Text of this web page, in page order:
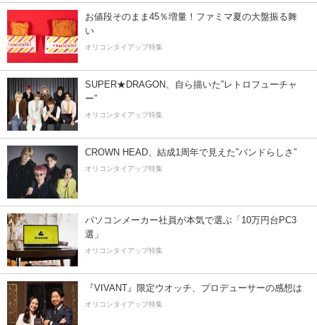
お値段そのまま45％増量！ファミマ夏の大盤振る舞
い
オリコンタイアップ特集
SUPER★DRAGON、自ら描いた”レトロフューチャ
ー”
オリコンタイアップ特集
CROWN HEAD、結成1周年で見えた”バンドらしさ”
オリコンタイアップ特集
パソコンメーカー社員が本気で選ぶ「10万円台PC3
選」
オリコンタイアップ特集
『VIVANT』限定ウオッチ、プロデューサーの感想は
オリコンタイアップ特集